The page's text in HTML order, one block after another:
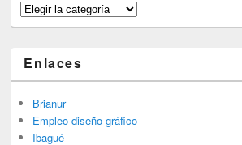
Categorías
Enlaces
Brianur
Empleo diseño gráfico
Ibagué